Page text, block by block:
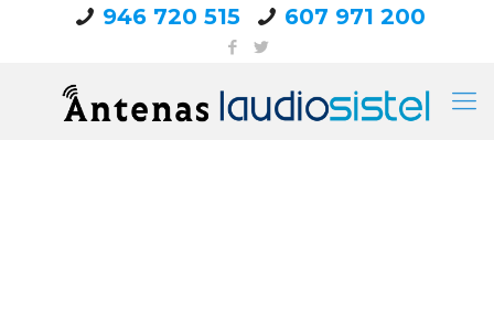
946 720 515 607 971 200